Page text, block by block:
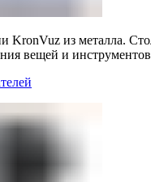
KronVuz из металла.
вещей и